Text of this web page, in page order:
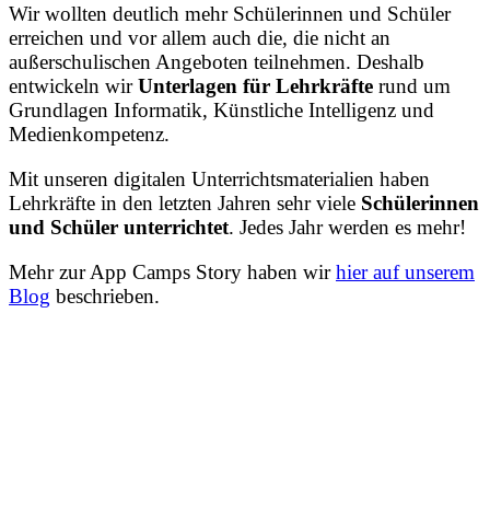
Wir wollten deutlich mehr Schülerinnen und Schüler
erreichen und vor allem auch die, die nicht an
außerschulischen Angeboten teilnehmen. Deshalb
entwickeln wirUnterlagen für Lehrkräfte rund um
Grundlagen Informatik, Künstliche Intelligenz und
Medienkompetenz.
Mit unseren digitalen Unterrichtsmaterialien haben
Lehrkräfte in den letzten Jahren sehr viele Schülerinnen
und Schüler unterrichtet. Jedes Jahr werden es mehr!
Mehr zur App Camps Story haben wirhier auf unserem
Blog beschrieben.